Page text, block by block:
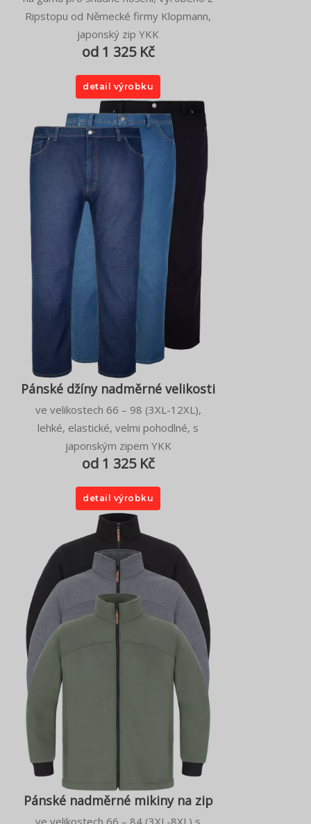
Ripstopu od Německé firmy Klopmann,
japonský zip YKK
od 1 325 Kč
detail výrobku
Pánské džíny nadměrné velikosti
ve velikostech 66 – 98 (3XL-12XL),
lehké, elastické, velmi pohodlné, s
japonským zipem YKK
od 1 325 Kč
detail výrobku
Pánské nadměrné mikiny na zip
ve velikostech 66 – 84 (3XL-8XL) s